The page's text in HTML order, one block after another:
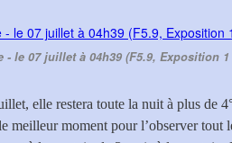
- le 07 juillet à 04h39 (F5.9, Exposition 1
elle restera toute la nuit à plus de
meilleur moment pour l’observer tout